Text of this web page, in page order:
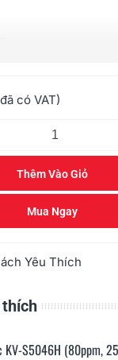
Trắng đen/Thang
: CIS
học: 600dpi
tờ
3.2/Ethernet 10/100/
có VAT)
Thêm Vào Giỏ
Mua Ngay
Yêu Thích
thích
KV-S5046H (80ppm,